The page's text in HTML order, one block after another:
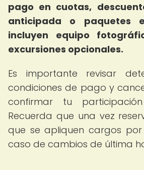
pago en cuotas,
anticipada o paquetes
incluyen equipo
excursiones opcionales.
Es importante revisar
condiciones de pago y
confirmar tu
Recuerda que una vez
que se apliquen cargos
caso de cambios de última